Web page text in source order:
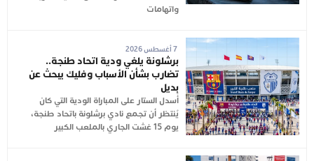
واتهامات
7 أغسطس 2026
برشلونة يلغي ودية اتحاد طنجة..
تضارب بشأن الأسباب وفليك يبحث عن
بديل
أُسدل الستار على المباراة الودية التي كان
يُنتظر أن تجمع نادي برشلونة باتحاد طنجة،
يوم 15 غشت الجاري بالملعب الكبير